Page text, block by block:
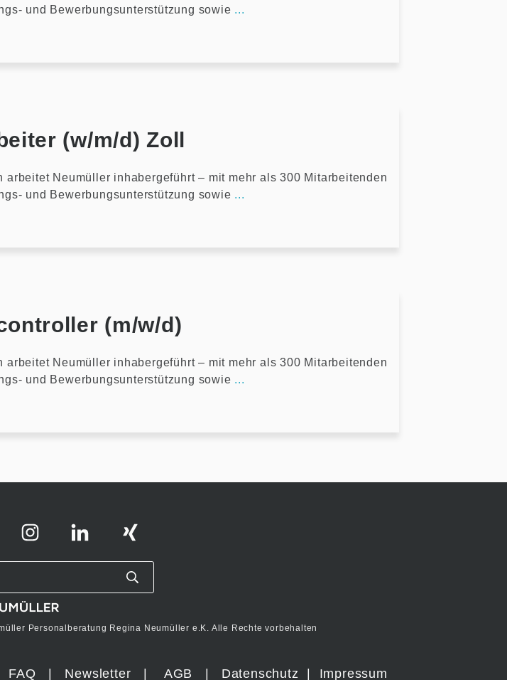
und Bewerbungsunterstützung sowie ...
(w/m/d) Zoll
arbeitet Neumüller inhabergeführt – mit mehr als 300 Mitarbeitenden
und Bewerbungsunterstützung sowie ...
(m/w/d)
arbeitet Neumüller inhabergeführt – mit mehr als 300 Mitarbeitenden
und Bewerbungsunterstützung sowie ...
Personalberatung Regina Neumüller e.K. Alle Rechte vorbehalten
FAQ Newsletter AGB Datenschutz Impressum